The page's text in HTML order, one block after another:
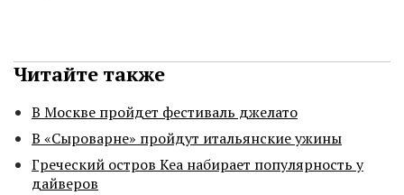
Читайте также
В Москве пройдет фестиваль джелато
В «Сыроварне» пройдут итальянские ужины
Греческий остров Кеа набирает популярность у
дайверов